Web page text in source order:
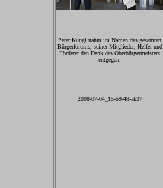
Peter Kungl nahm im Namen des gesamten
Bürgerforums, seiner Mitglieder, Helfer und
Förderer den Dank des Oberbürgermeisters
entgegen.
2008-07-04_15-59-48-ak37